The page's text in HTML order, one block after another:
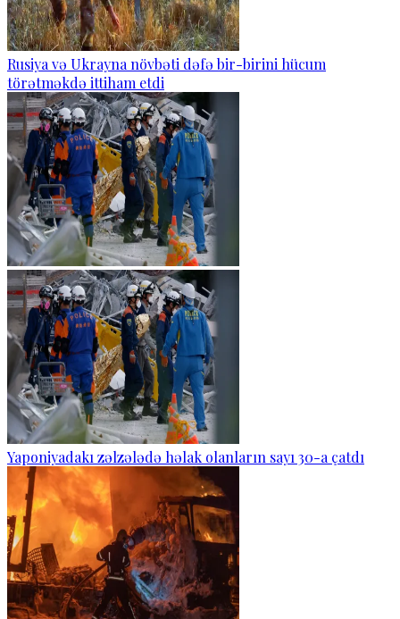
Rusiya və Ukrayna növbəti dəfə bir-birini hücum
törətməkdə ittiham etdi
Yaponiyadakı zəlzələdə həlak olanların sayı 30-a çatdı